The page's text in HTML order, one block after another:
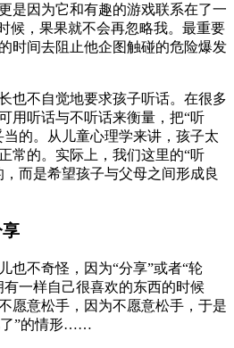
是因为它和有趣的游戏联系在了一
候，果果就不会再忽略我。最重要
时间去阻止他企图触碰的危险爆发
也不自觉地要求孩子听话。在很多
用听话与不听话来衡量，把“听
的。从儿童心理学来讲，孩子太
常的。实际上，我们这里的“听
而是希望孩子与父母之间形成良
也不奇怪，因为“分享”或者“轮
一样自己很喜欢的东西的时候
意松手，因为不愿意松手，于是
了”的情形……